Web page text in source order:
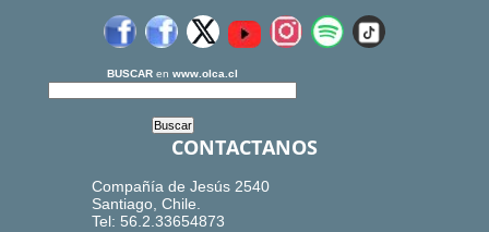
BUSCAR en www.olca.cl
CONTACTANOS
Compañía de Jesús 2540
Santiago, Chile.
Tel: 56.2.33654873